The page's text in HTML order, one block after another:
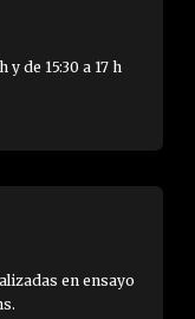
de 15:30 a 17 h
en ensayo